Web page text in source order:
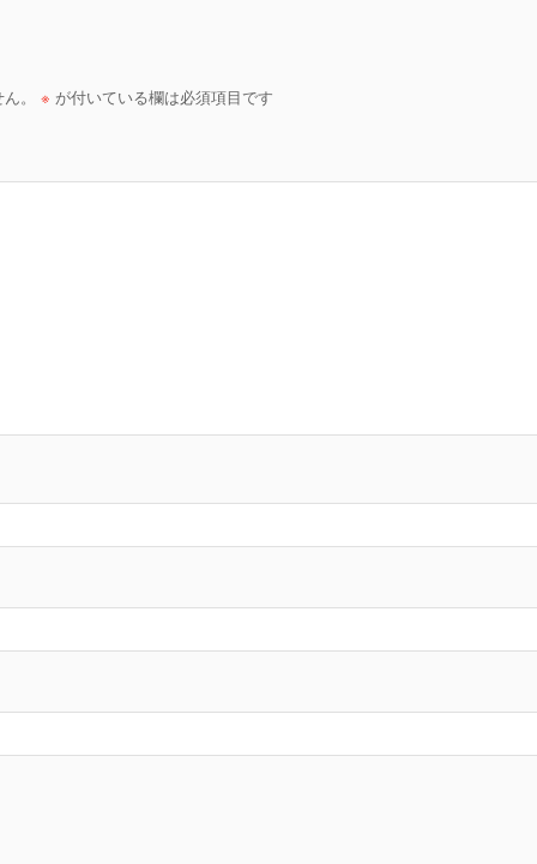
。 ※ が付いている欄は必須項目です